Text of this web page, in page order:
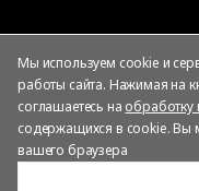
Мы используем cookie и
работы сайта. Нажимая на
соглашаетесь на обработку
содержащихся в cookie. Вы
вашего браузера